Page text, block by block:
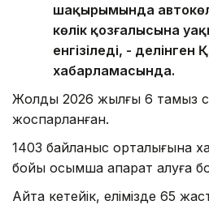
шақырымында
көлік қозғалысына
енгізіледі, -
хабарламасында.
Жолды 2026 жылғы 6 тамыз
жоспарланған.
1403 байланыс орталығына
бойы қосымша ақпарат алуға
Айта кетейік, елімізде 65